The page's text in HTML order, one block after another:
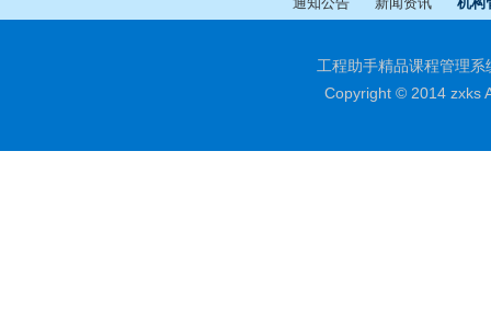
工程助手精品课程管理
Copyright © 2014